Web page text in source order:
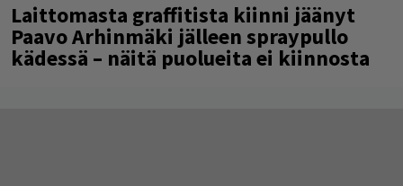
Laittomasta graffitista kiinni jäänyt
Paavo Arhinmäki jälleen spraypullo
kädessä – näitä puolueita ei kiinnosta